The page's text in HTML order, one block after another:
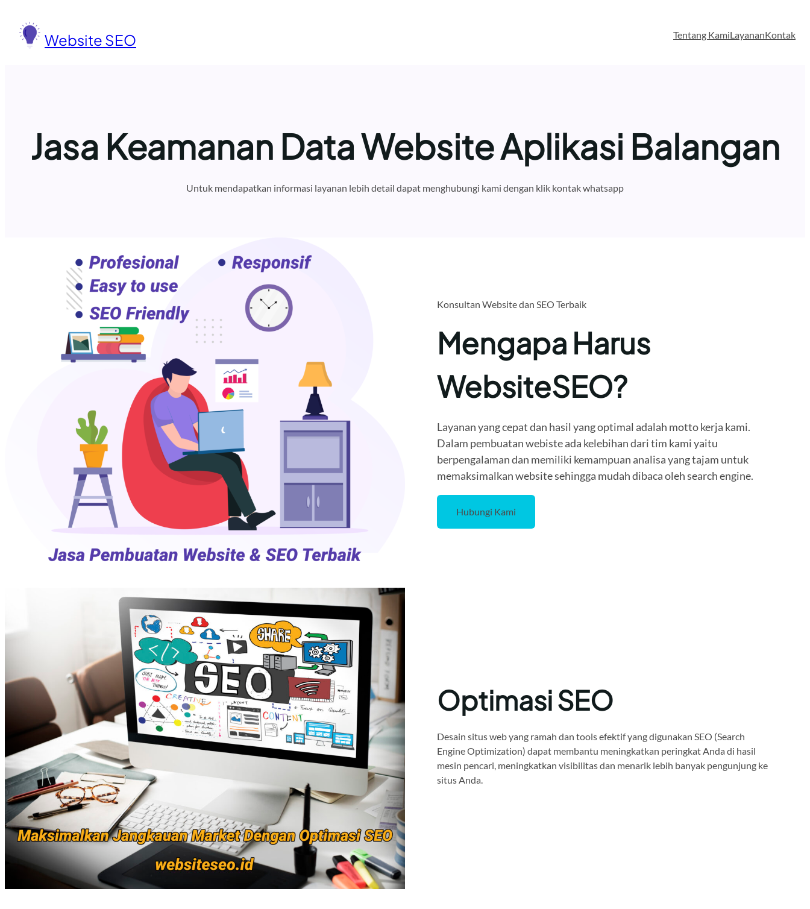
konten
Website SEO Tentang KamiLayananKontak
Jasa Keamanan Data Website Aplikasi Balangan
Untuk mendapatkan informasi layanan lebih detail dapat menghubungi kami dengan klik kontak whatsapp
Konsultan Website dan SEO Terbaik
Mengapa Harus
WebsiteSEO?
Layanan yang cepat dan hasil yang optimal adalah motto kerja kami.
Dalam pembuatan webiste ada kelebihan dari tim kami yaitu
berpengalaman dan memiliki kemampuan analisa yang tajam untuk
memaksimalkan website sehingga mudah dibaca oleh search engine.
Hubungi Kami
Optimasi SEO
Desain situs web yang ramah dan tools efektif yang digunakan SEO (Search
Engine Optimization) dapat membantu meningkatkan peringkat Anda di hasil
mesin pencari, meningkatkan visibilitas dan menarik lebih banyak pengunjung ke
situs Anda.